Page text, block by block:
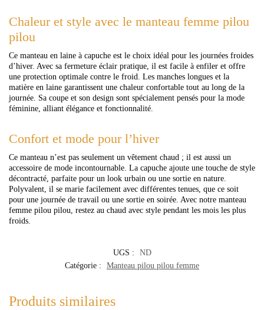
Chaleur et style avec le manteau femme pilou
pilou
Ce manteau en laine à capuche est le choix idéal pour les journées froides
d’hiver. Avec sa fermeture éclair pratique, il est facile à enfiler et offre
une protection optimale contre le froid. Les manches longues et la
matière en laine garantissent une chaleur confortable tout au long de la
journée. Sa coupe et son design sont spécialement pensés pour la mode
féminine, alliant élégance et fonctionnalité.
Confort et mode pour l’hiver
Ce manteau n’est pas seulement un vêtement chaud ; il est aussi un
accessoire de mode incontournable. La capuche ajoute une touche de style
décontracté, parfaite pour un look urbain ou une sortie en nature.
Polyvalent, il se marie facilement avec différentes tenues, que ce soit
pour une journée de travail ou une sortie en soirée. Avec notre manteau
femme pilou pilou, restez au chaud avec style pendant les mois les plus
froids.
UGS :
ND
Catégorie :
Manteau pilou pilou femme
Produits similaires